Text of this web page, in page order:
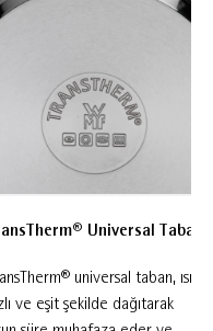
Universal Taban
universal taban, ısıyı
ve eşit şekilde dağıtarak